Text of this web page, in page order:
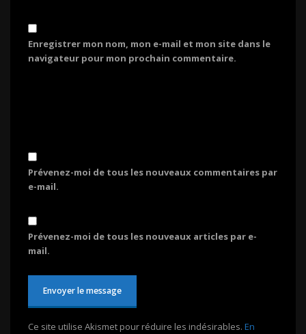
Enregistrer mon nom, mon e-mail et mon site dans le
navigateur pour mon prochain commentaire.
Prévenez-moi de tous les nouveaux commentaires par
e-mail.
Prévenez-moi de tous les nouveaux articles par e-
mail.
Ce site utilise Akismet pour réduire les indésirables. En